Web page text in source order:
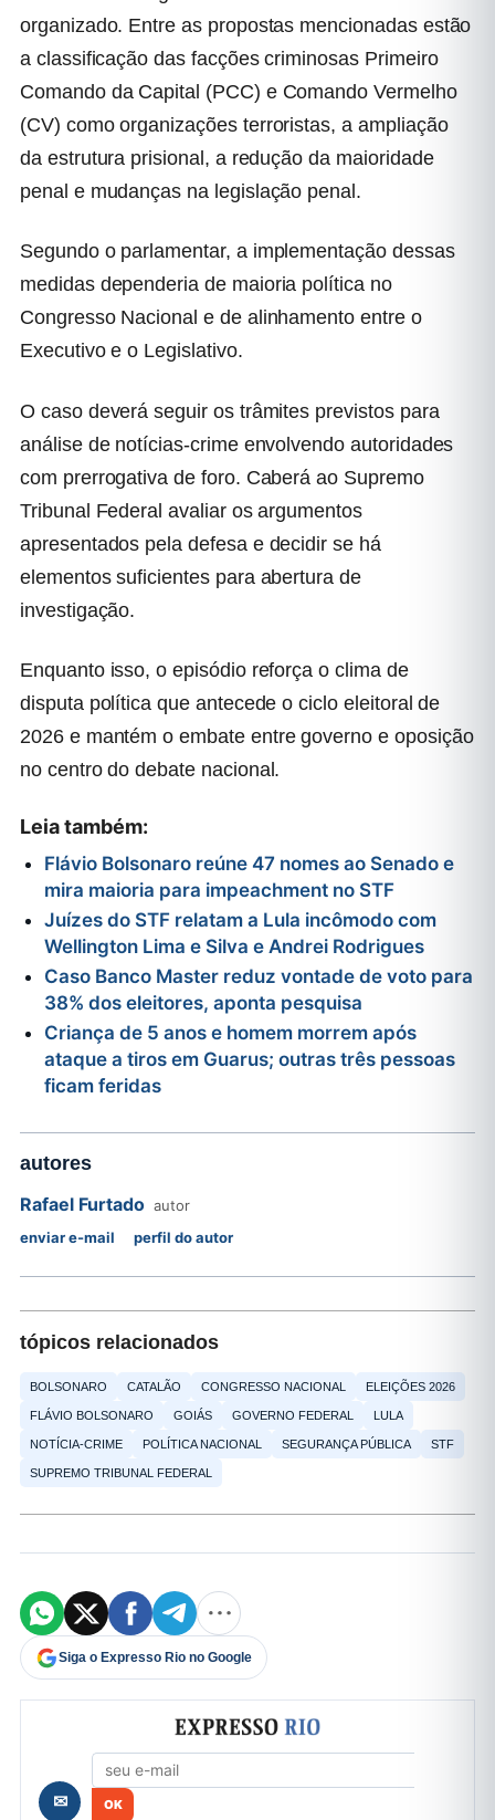
organizado. Entre as propostas mencionadas estão
a classificação das facções criminosas Primeiro
Comando da Capital (PCC) e Comando Vermelho
(CV) como organizações terroristas, a ampliação
da estrutura prisional, a redução da maioridade
penal e mudanças na legislação penal.
Segundo o parlamentar, a implementação dessas
medidas dependeria de maioria política no
Congresso Nacional e de alinhamento entre o
Executivo e o Legislativo.
O caso deverá seguir os trâmites previstos para
análise de notícias-crime envolvendo autoridades
com prerrogativa de foro. Caberá ao Supremo
Tribunal Federal avaliar os argumentos
apresentados pela defesa e decidir se há
elementos suficientes para abertura de
investigação.
Enquanto isso, o episódio reforça o clima de
disputa política que antecede o ciclo eleitoral de
2026 e mantém o embate entre governo e oposição
no centro do debate nacional.
Leia também:
Flávio Bolsonaro reúne 47 nomes ao Senado e
mira maioria para impeachment no STF
Juízes do STF relatam a Lula incômodo com
Wellington Lima e Silva e Andrei Rodrigues
Caso Banco Master reduz vontade de voto para
38% dos eleitores, aponta pesquisa
Criança de 5 anos e homem morrem após
ataque a tiros em Guarus; outras três pessoas
ficam feridas
autores
Rafael Furtado autor
enviar e-mail
perfil do autor
tópicos relacionados
BOLSONARO CATALÃO CONGRESSO NACIONAL ELEIÇÕES 2026
FLÁVIO BOLSONARO GOIÁS GOVERNO FEDERAL LULA
NOTÍCIA-CRIME POLÍTICA NACIONAL SEGURANÇA PÚBLICA STF
SUPREMO TRIBUNAL FEDERAL
Siga o Expresso Rio no Google
Formulário de cadastro
✉